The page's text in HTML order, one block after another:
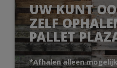
UW KUNT
ZELF
PALLET
*Afhalen alleen